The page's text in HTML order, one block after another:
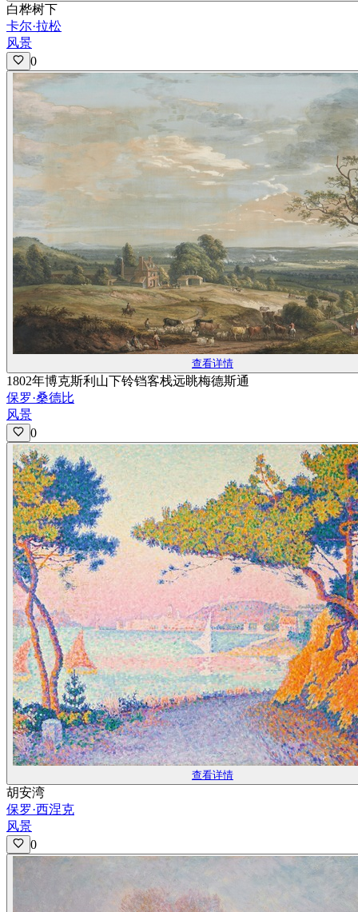
白桦树下
卡尔·拉松
风景
0
查看详情
1802年博克斯利山下铃铛客栈远眺梅德斯通
保罗·桑德比
风景
0
查看详情
胡安湾
保罗·西涅克
风景
0